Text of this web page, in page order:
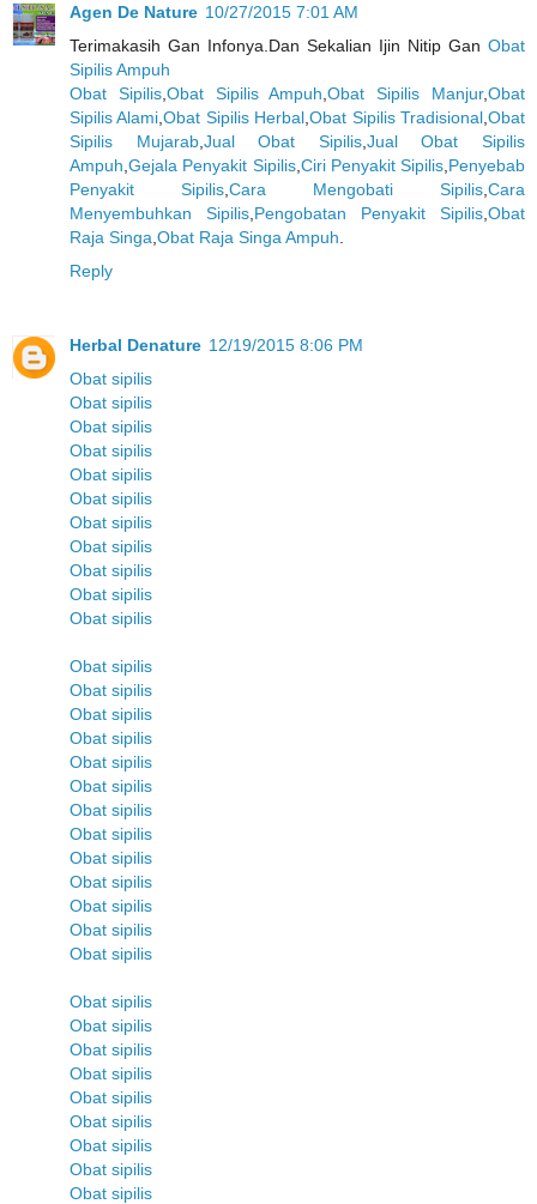
Agen De Nature 10/27/2015 7:01 AM
Terimakasih Gan Infonya.Dan Sekalian Ijin Nitip Gan Obat
Sipilis Ampuh
Obat Sipilis, Obat Sipilis Ampuh ,Obat Sipilis Manjur,Obat
Sipilis Alami ,Obat Sipilis Herbal ,Obat Sipilis Tradisional ,Obat
Sipilis Mujarab, Jual Obat Sipilis, Jual Obat Sipilis
Ampuh Gejala Penyakit Sipilis, Ciri Penyakit Sipilis Penyebab
Penyakit Sipilis Cara Mengobati Sipilis Cara
Menyembuhkan Sipilis Pengobatan Penyakit Sipilis Obat
Raja Singa Obat Raja Singa Ampuh
Reply
Herbal Denature 12/19/2015 8:06 PM
Obat sipilis
Obat sipilis
Obat sipilis
Obat sipilis
Obat sipilis
Obat sipilis
Obat sipilis
Obat sipilis
Obat sipilis
Obat sipilis
Obat sipilis
Obat sipilis
Obat sipilis
Obat sipilis
Obat sipilis
Obat sipilis
Obat sipilis
Obat sipilis
Obat sipilis
Obat sipilis
Obat sipilis
Obat sipilis
Obat sipilis
Obat sipilis
Obat sipilis
Obat sipilis
Obat sipilis
Obat sipilis
Obat sipilis
Obat sipilis
Obat sipilis
Obat sipilis
Obat sipilis